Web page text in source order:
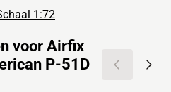
1:72
voor Airfix
P-51D